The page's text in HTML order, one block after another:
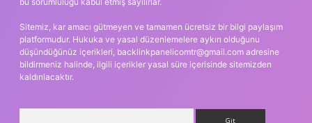
Sitemiz, kar amacı gütmeyen ve tamamen ücretsiz bir bilgi paylaşım
platformudur. Hukuka ve yasal düzenlemelere aykırı olduğunu
düşündüğünüz içerikleri, backlinkpanelicomtr@gmail.com adresine
bildirmeniz halinde, ilgili içerikler yasal süre içerisinde sitemizden
kaldırılacaktır.